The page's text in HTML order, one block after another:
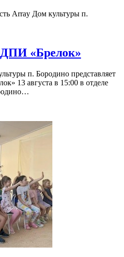
Array Дом культуры п.
«Брелок»
п. Бородино представляет
13 августа в 15:00 в отделе